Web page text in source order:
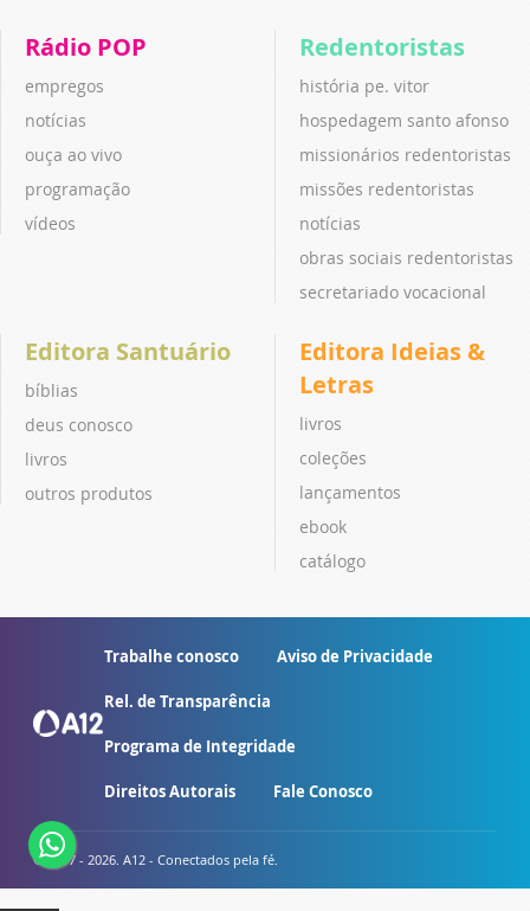
Rádio POP
empregos
notícias
ouça ao vivo
programação
vídeos
Redentoristas
história pe. vitor
hospedagem santo afonso
missionários redentoristas
missões redentoristas
notícias
obras sociais redentoristas
secretariado vocacional
Editora Santuário
bíblias
deus conosco
livros
outros produtos
Editora Ideias &
Letras
livros
coleções
lançamentos
ebook
catálogo
Trabalhe conosco Aviso de Privacidade
Rel. de Transparência
Programa de Integridade
Direitos Autorais Fale Conosco
© 2007 - 2026. A12 - Conectados pela fé.